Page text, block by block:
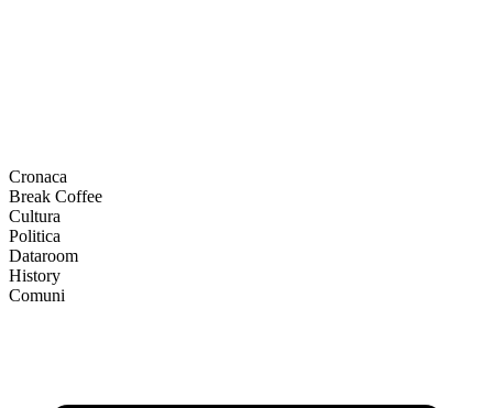
Cronaca
Break Coffee
Cultura
Politica
Dataroom
History
Comuni